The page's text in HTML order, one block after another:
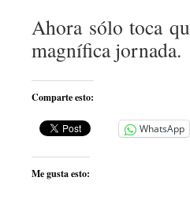
Ahora sólo toca
magnífica jornada.
Comparte esto:
WhatsApp
Me gusta esto: